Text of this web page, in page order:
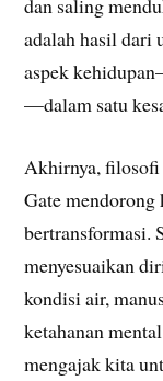
dan saling
adalah hasil dari
aspek
—dalam satu
Akhirnya, filosofi
Gate mendorong
bertransformasi.
menyesuaikan
kondisi air,
ketahanan
mengajak kita